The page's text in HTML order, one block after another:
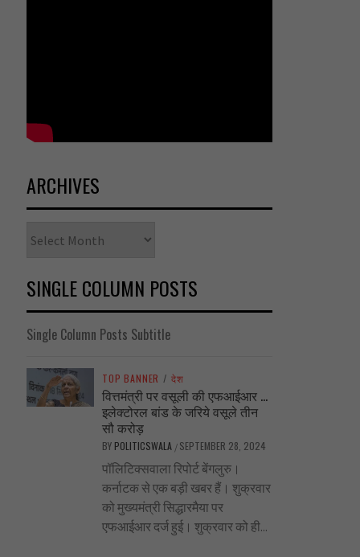
ARCHIVES
SINGLE COLUMN POSTS
Single Column Posts Subtitle
TOP BANNER / देश
वित्तमंत्री पर वसूली की एफआईआर …
इलेक्टोरल बांड के जरिये वसूले तीन
सौ करोड़
BY POLITICSWALA / SEPTEMBER 28, 2024
पॉलिटिक्सवाला रिपोर्ट बेंगलुरु।
कर्नाटक से एक बड़ी खबर हैं। शुक्रवार
को मुख्यमंत्री सिद्धारमैया पर
एफआईआर दर्ज हुई। शुक्रवार को ही...